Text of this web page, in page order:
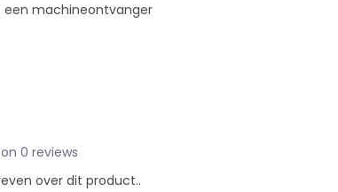
een machineontvanger
0 reviews
over dit product..